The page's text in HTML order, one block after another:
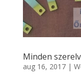
Minden
aug 16, 2017|